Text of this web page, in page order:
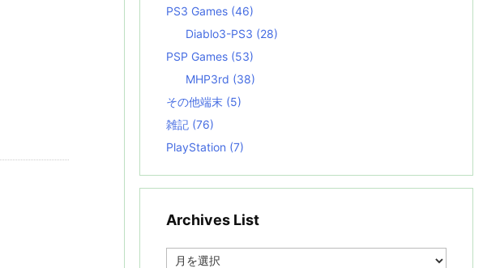
PS3 Games (46)
Diablo3-PS3 (28)
PSP Games (53)
MHP3rd (38)
その他端末 (5)
雑記 (76)
PlayStation (7)
Archives List